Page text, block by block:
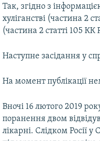
Так, згідно з
хуліганстві (частина 2
(частина 2 статті 105 КК
Наступне засідання у
На момент публікації
Вночі 16 лютого 2019
поранення двом
лікарні. Слідком Росії